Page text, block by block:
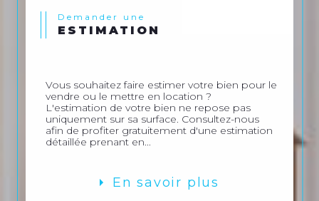
Demander une
ESTIMATION
Vous souhaitez faire estimer votre bien pour le
vendre ou le mettre en location ?
L'estimation de votre bien ne repose pas
uniquement sur sa surface. Consultez-nous
afin de profiter gratuitement d'une estimation
détaillée prenant en...
En savoir plus